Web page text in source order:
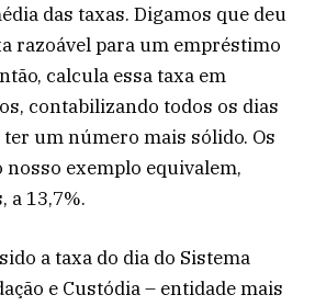
das taxas. Digamos que deu
razoável para um empréstimo
calcula essa taxa em
contabilizando todos os dias
um número mais sólido. Os
nosso exemplo equivalem,
a 13,7%.
a taxa do dia do Sistema
e Custódia – entidade mais